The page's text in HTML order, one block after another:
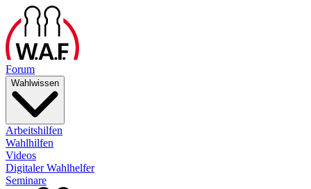
Forum
Wahlwissen
Arbeitshilfen
Wahlhilfen
Videos
Digitaler Wahlhelfer
Seminare